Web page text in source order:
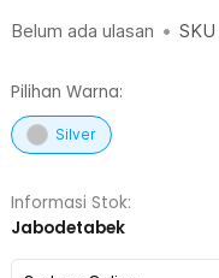
Belum ada ulasan • SKU
Pilihan Warna:
Silver
Informasi Stok:
Jabodetabek